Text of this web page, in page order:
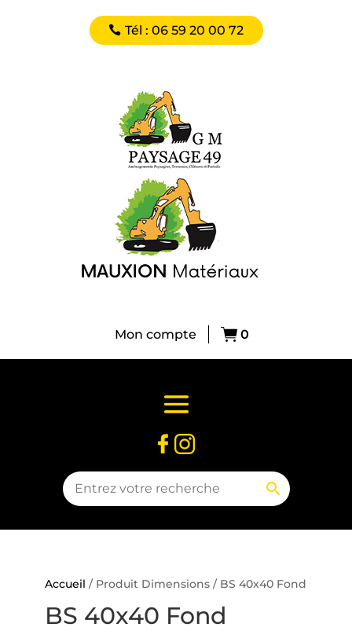
Tél : 06 59 20 00 72
Mon compte 0
Accueil / Produit Dimensions / BS 40x40 Fond
BS 40x40 Fond